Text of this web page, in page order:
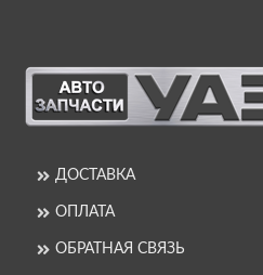
ДОСТАВКА
ОПЛАТА
ОБРАТНАЯ СВЯЗЬ